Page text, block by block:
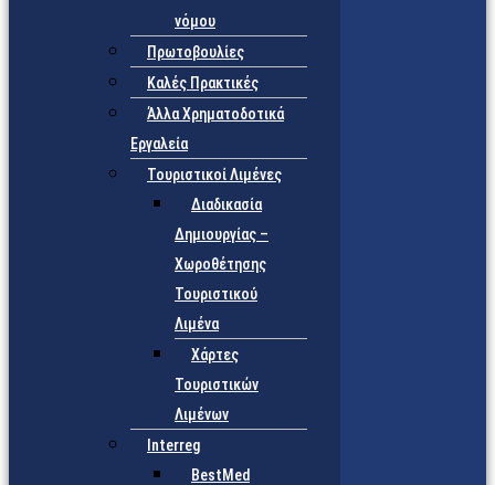
νόμου
Πρωτοβουλίες
Καλές Πρακτικές
Άλλα Χρηματοδοτικά
Εργαλεία
Τουριστικοί Λιμένες
Διαδικασία
Δημιουργίας –
Χωροθέτησης
Τουριστικού
Λιμένα
Χάρτες
Τουριστικών
Λιμένων
Interreg
BestMed